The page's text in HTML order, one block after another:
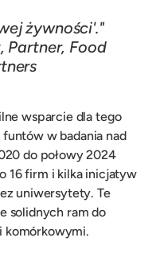
żywności'."
Partner, Food
wsparcie dla tego
w badania nad
do połowy 2024
16 firm i kilka inicjatyw
uniwersytety. Te
solidnych ram do
komórkowymi.